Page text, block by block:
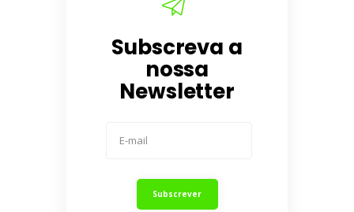
Subscreva a
nossa
Newsletter